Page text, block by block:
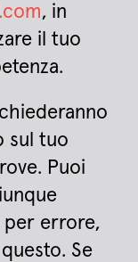
, in
il tuo
sul tuo
Puoi
per errore,
Se